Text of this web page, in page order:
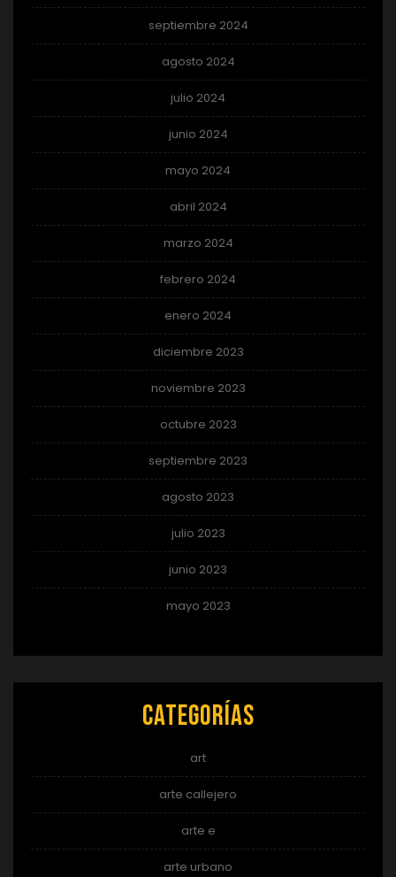
septiembre 2024
agosto 2024
julio 2024
junio 2024
mayo 2024
abril 2024
marzo 2024
febrero 2024
enero 2024
diciembre 2023
noviembre 2023
octubre 2023
septiembre 2023
agosto 2023
julio 2023
junio 2023
mayo 2023
Categorías
art
arte callejero
arte e
arte urbano